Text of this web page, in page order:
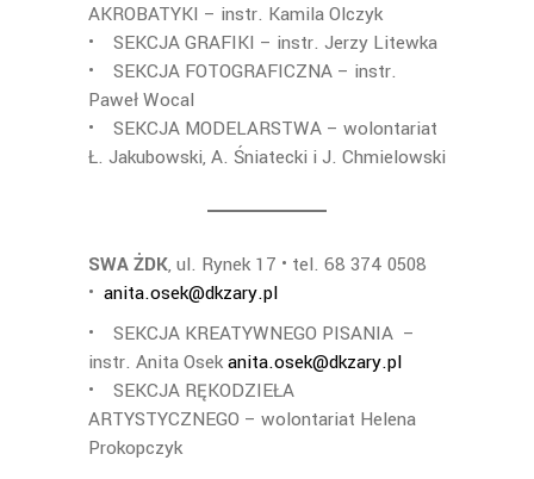
AKROBATYKI – instr. Kamila Olczyk
• SEKCJA GRAFIKI – instr. Jerzy Litewka
• SEKCJA FOTOGRAFICZNA – instr.
Paweł Wocal
• SEKCJA MODELARSTWA – wolontariat
Ł. Jakubowski, A. Śniatecki i J. Chmielowski
SWA ŻDK, ul. Rynek 17 • tel. 68 374 0508
• anita.osek@dkzary.pl
• SEKCJA KREATYWNEGO PISANIA –
instr. Anita Osekanita.osek@dkzary.pl
• SEKCJA RĘKODZIEŁA
ARTYSTYCZNEGO – wolontariat Helena
Prokopczyk